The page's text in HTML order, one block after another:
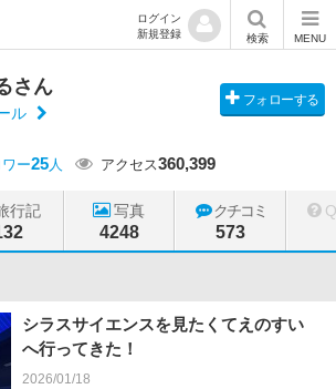
ログイン
新規登録
検索 MENU
さん
ル
フォローする
ー25人 アクセス360,399
行記 写真
4248
クチコミ
573
シラスサイエンスを見たくてえのすい
へ行ってきた！
2026/01/18